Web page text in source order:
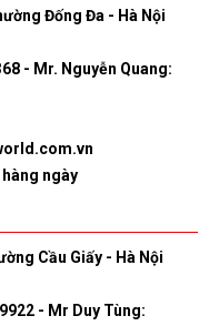
Đống Đa - Hà Nội
- Mr. Nguyễn Quang:
ngày
Cầu Giấy - Hà Nội
- Mr Duy Tùng: